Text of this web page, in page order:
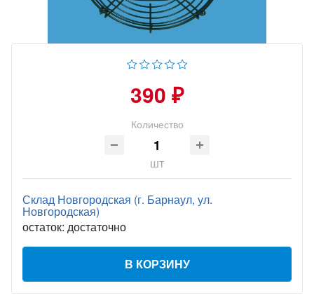
390 ₽
Количество
шт
Склад Новгородская (г. Барнаул, ул.
Новгородская)
остаток: достаточно
В КОРЗИНУ